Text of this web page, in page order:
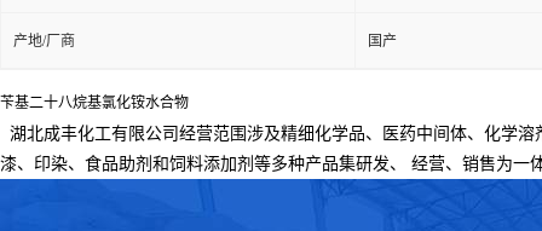
产地/厂商 国产
苄基二十八烷基氯化铵水合物
湖北成丰化工有限公司经营范围涉及精细化学品、医药中间体、化学
漆、印染、食品助剂和饲料添加剂等多种产品集研发、
经营、销售为一